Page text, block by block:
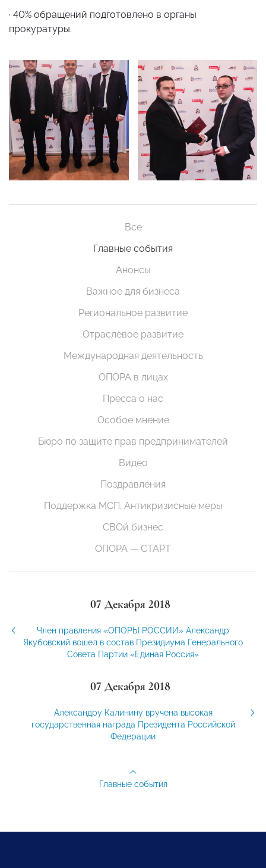
· 40% обращений подготовлено в органы
прокуратуры.
Все
Главные события
Анонсы
Важное для бизнеса
Региональное развитие
Отраслевое развитие
Международная деятельность
ОПОРА в лицах
Пресса о нас
Особое мнение
Бюро по защите прав предпринимателей
Видео
Поздравления
Поддержка МСП. Антикризисные меры
СВОй бизнес
ОПОРА — СТАРТ
07 Декабря 2018
Член правления «ОПОРЫ РОССИИ» Александр
Якубовский вошел в состав Президиума Генерального
Совета Партии «Единая Россия»
07 Декабря 2018
Александру Калинину вручена высокая
государственная награда Президента Российской
Федерации
Главные события